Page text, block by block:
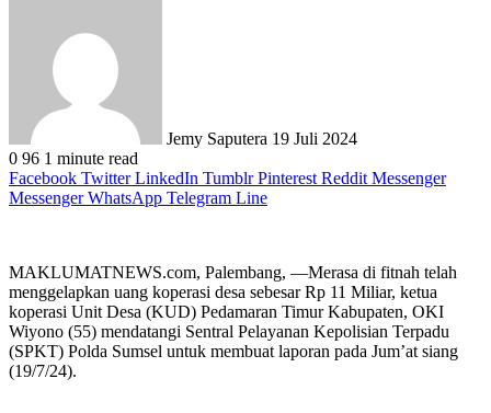
Jemy Saputera 19 Juli 2024
0 96 1 minute read
Facebook Twitter LinkedIn Tumblr Pinterest Reddit Messenger
Messenger WhatsApp Telegram Line
MAKLUMATNEWS.com, Palembang, —Merasa di fitnah telah
menggelapkan uang koperasi desa sebesar Rp 11 Miliar, ketua
koperasi Unit Desa (KUD) Pedamaran Timur Kabupaten, OKI
Wiyono (55) mendatangi Sentral Pelayanan Kepolisian Terpadu
(SPKT) Polda Sumsel untuk membuat laporan pada Jum’at siang
(19/7/24).